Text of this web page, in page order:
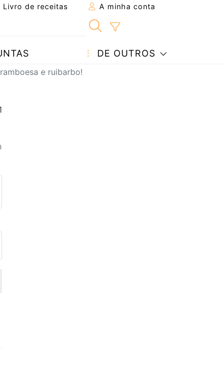
Livro de receitas A minha conta
DE OUTROS
e ruibarbo!
a um amigo
páginao autor da receita
esta receita? Compartilhe